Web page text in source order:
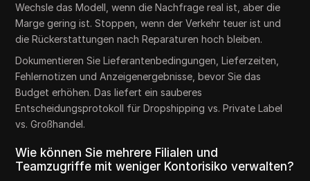
Wechsle das Modell, wenn die Nachfrage real ist, aber die
Marge gering ist. Stoppen, wenn der Verkehr teuer ist und
die Rückerstattungen nach Reparaturen hoch bleiben.
Dokumentieren Sie Lieferantenbedingungen, Lieferzeiten,
Fehlernotizen und Anzeigenergebnisse, bevor Sie das
Budget erhöhen. Das liefert ein sauberes
Entscheidungsprotokoll für Dropshipping vs. Private Label
vs. Großhandel.
Wie können Sie mehrere Filialen und
Teamzugriffe mit weniger Kontorisiko verwalten?